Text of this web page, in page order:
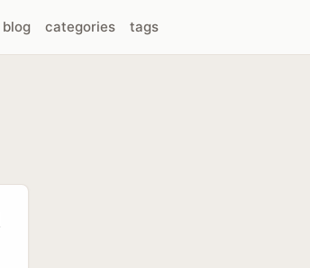
blog categories tags